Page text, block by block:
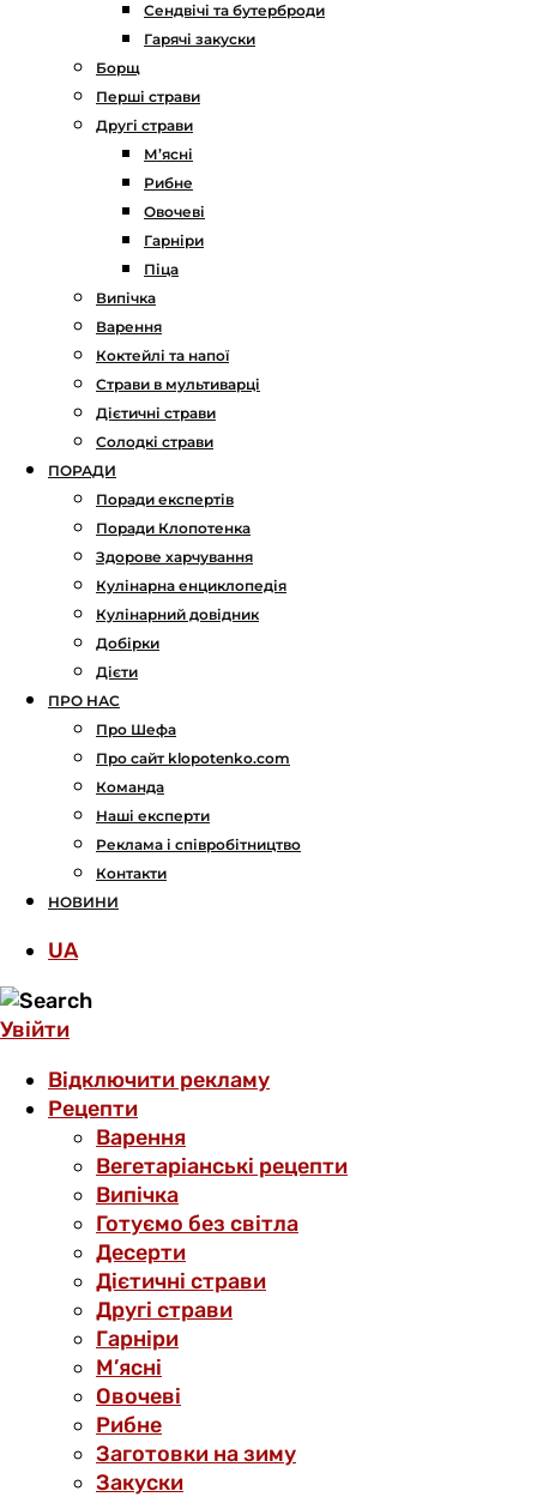
Сендвічі та бутерброди
Гарячі закуски
Борщ
Перші страви
Другі страви
М’ясні
Рибне
Овочеві
Гарніри
Піца
Випічка
Варення
Коктейлі та напої
Страви в мультиварці
Дієтичні страви
Солодкі страви
ПОРАДИ
Поради експертів
Поради Клопотенка
Здорове харчування
Кулінарна енциклопедія
Кулінарний довідник
Добірки
Дієти
ПРО НАС
Про Шефа
Про сайт klopotenko.com
Команда
Наші експерти
Реклама і співробітництво
Контакти
НОВИНИ
UA
Увійти
Відключити рекламу
Рецепти
Варення
Вегетаріанські рецепти
Випічка
Готуємо без світла
Десерти
Дієтичні страви
Другі страви
Гарніри
М’ясні
Овочеві
Рибне
Заготовки на зиму
Закуски